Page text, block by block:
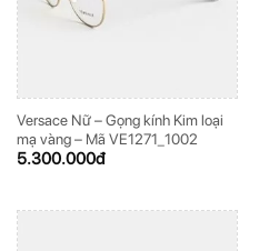
Versace Nữ – Gọng kính Kim loại
mạ vàng – Mã VE1271_1002
5.300.000đ